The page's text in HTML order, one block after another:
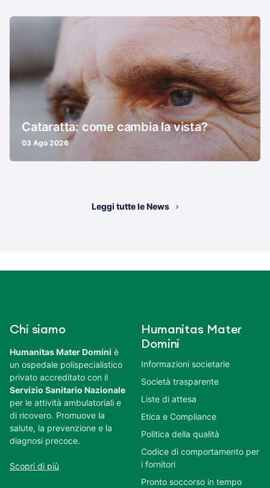
Cataratta: come cambia la vista?
03 Ago 2026
Leggi tutte le News
Chi siamo
Humanitas Mater Domini è
un ospedale polispecialistico
privato accreditato con il
Servizio Sanitario Nazionale
per le attività ambulatoriali e
di ricovero. Promuove la
salute, la prevenzione e la
diagnosi precoce.
Scopri di più
Humanitas Mater
Domini
Informazioni societarie
Società trasparente
Liste di attesa
Etica e Compliance
Politica della qualità
Codice di comportamento per
i fornitori
Pronto soccorso in tempo